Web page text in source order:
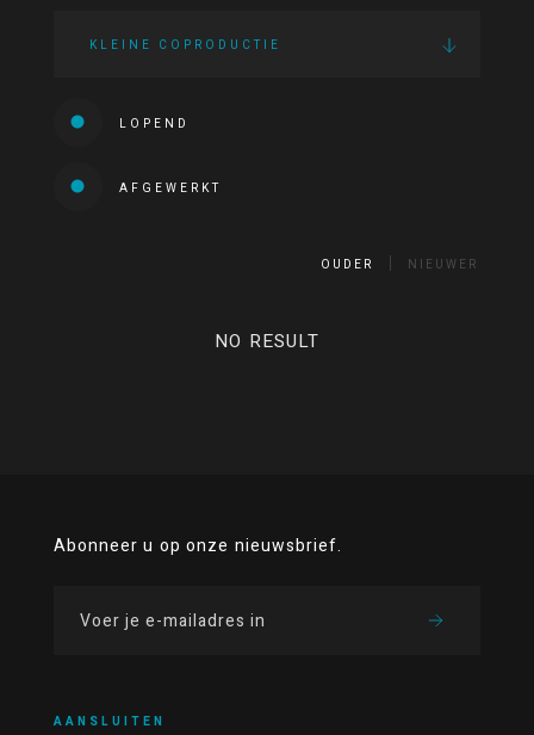
KLEINE COPRODUCTIE
LOPEND
AFGEWERKT
OUDER NIEUWER
NO RESULT
Abonneer u op onze nieuwsbrief.
AANSLUITEN